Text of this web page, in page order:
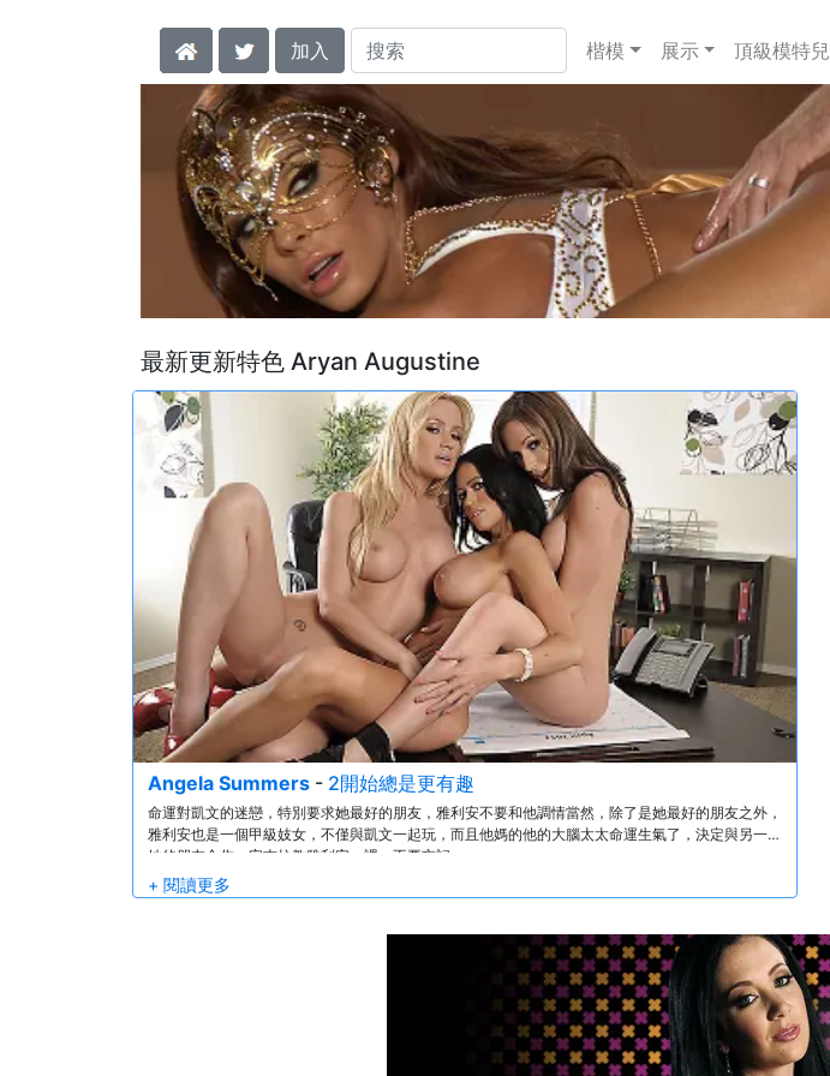
加入 楷模 展示 頂級模特兒
最新更新特色 Aryan Augustine
Angela Summers - 2開始總是更有趣
命運對凱文的迷戀，特別要求她最好的朋友，雅利安不要和他調情當然，除了是她最好的朋友之外，
雅利安也是一個甲級妓女，不僅與凱文一起玩，而且他媽的他的大腦太太命運生氣了，決定與另一個
她的朋友合作，安吉拉教雅利安一課，不要忘記